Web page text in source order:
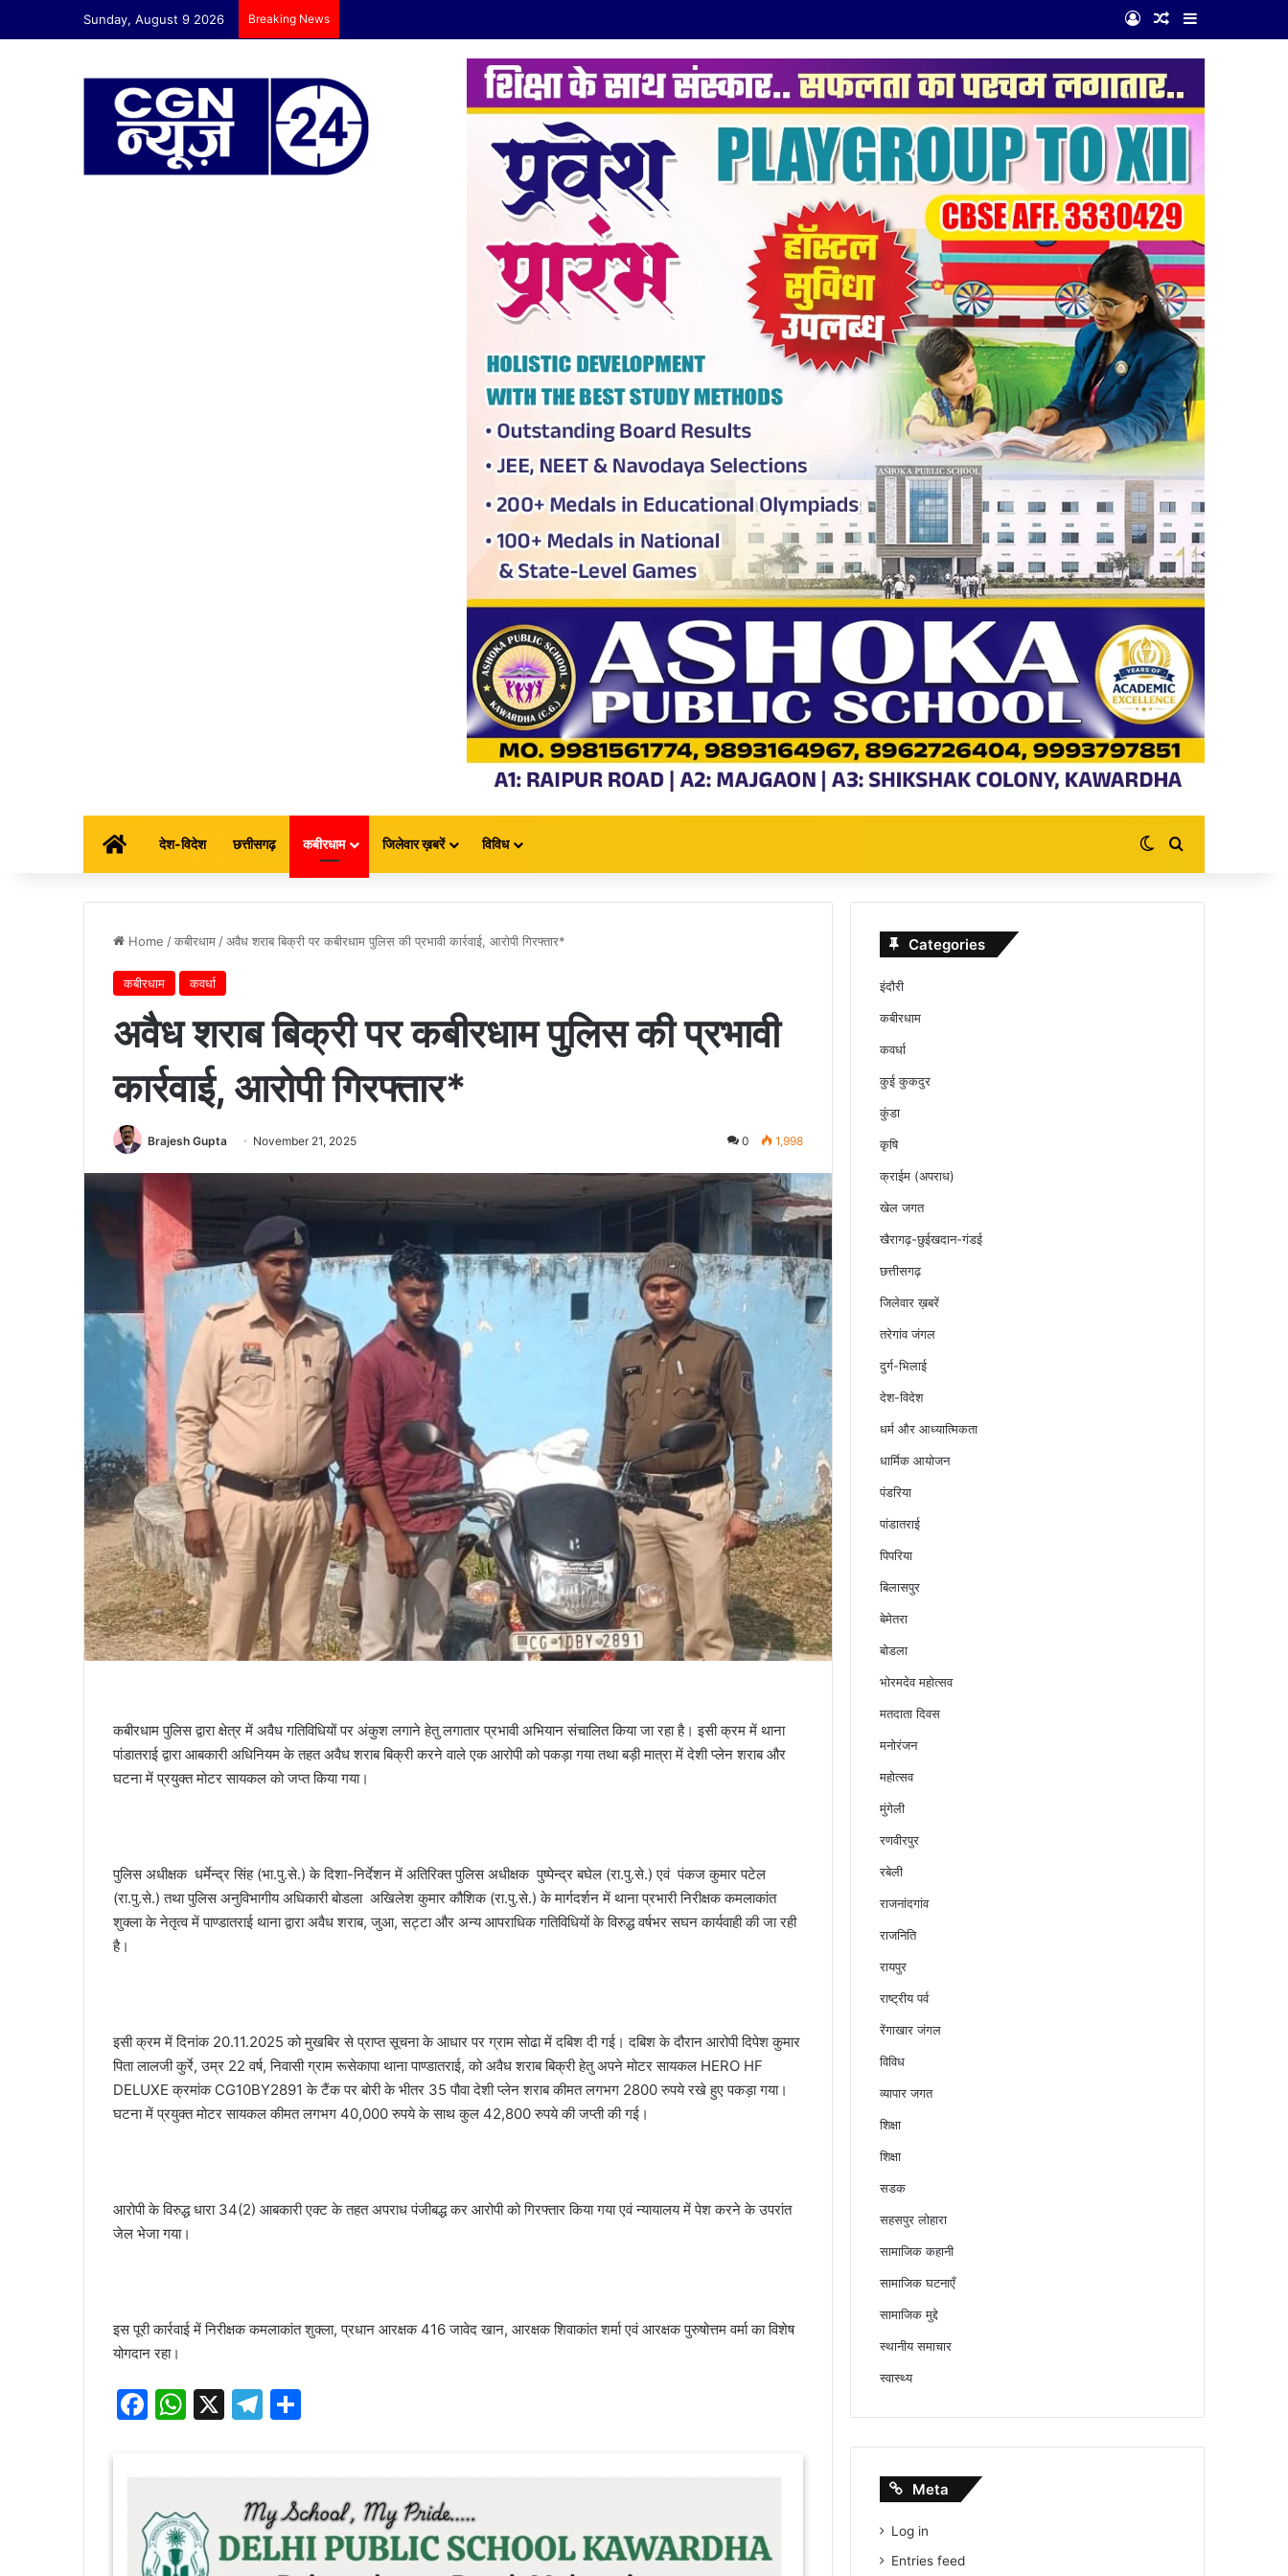
Sunday, August 9 2026 Breaking News Log InRandom Article
Sidebar
होम देश-विदेश छत्तीसगढ़ कबीरधाम जिलेवार ख़बरें विविध Switch skin
Search for
Home /कबीरधाम /अवैध शराब बिक्री पर कबीरधाम पुलिस की प्रभावी कार्रवाई, आरोपी गिरफ्तार*
कबीरधाम कवर्धा
अवैध शराब बिक्री पर कबीरधाम पुलिस की प्रभावी
कार्रवाई, आरोपी गिरफ्तार*
Brajesh Gupta November 21, 2025 0 1,998
कबीरधाम पुलिस द्वारा क्षेत्र में अवैध गतिविधियों पर अंकुश लगाने हेतु लगातार प्रभावी अभियान संचालित किया जा रहा है। इसी क्रम में थाना
पांडातराई द्वारा आबकारी अधिनियम के तहत अवैध शराब बिक्री करने वाले एक आरोपी को पकड़ा गया तथा बड़ी मात्रा में देशी प्लेन शराब और
घटना में प्रयुक्त मोटर सायकल को जप्त किया गया।
पुलिस अधीक्षक धर्मेन्द्र सिंह (भा.पु.से.) के दिशा-निर्देशन में अतिरिक्त पुलिस अधीक्षक पुष्पेन्द्र बघेल (रा.पु.से.) एवं पंकज कुमार पटेल
(रा.पु.से.) तथा पुलिस अनुविभागीय अधिकारी बोडला अखिलेश कुमार कौशिक (रा.पु.से.) के मार्गदर्शन में थाना प्रभारी निरीक्षक कमलाकांत
शुक्ला के नेतृत्व में पाण्डातराई थाना द्वारा अवैध शराब, जुआ, सट्टा और अन्य आपराधिक गतिविधियों के विरुद्ध वर्षभर सघन कार्यवाही की जा रही
है।
इसी क्रम में दिनांक 20.11.2025 को मुखबिर से प्राप्त सूचना के आधार पर ग्राम सोढा में दबिश दी गई। दबिश के दौरान आरोपी दिपेश कुमार
पिता लालजी कुर्रे, उम्र 22 वर्ष, निवासी ग्राम रूसेकापा थाना पाण्डातराई, को अवैध शराब बिक्री हेतु अपने मोटर सायकल HERO HF
DELUXE क्रमांक CG10BY2891 के टैंक पर बोरी के भीतर 35 पौवा देशी प्लेन शराब कीमत लगभग 2800 रुपये रखे हुए पकड़ा गया।
घटना में प्रयुक्त मोटर सायकल कीमत लगभग 40,000 रुपये के साथ कुल 42,800 रुपये की जप्ती की गई।
आरोपी के विरुद्ध धारा 34(2) आबकारी एक्ट के तहत अपराध पंजीबद्ध कर आरोपी को गिरफ्तार किया गया एवं न्यायालय में पेश करने के उपरांत
जेल भेजा गया।
इस पूरी कार्रवाई में निरीक्षक कमलाकांत शुक्ला, प्रधान आरक्षक 416 जावेद खान, आरक्षक शिवाकांत शर्मा एवं आरक्षक पुरुषोत्तम वर्मा का विशेष
योगदान रहा।
F
b
o
W
A
p
X
T
gr
a
m
e
Categories
इंदौरी
कबीरधाम
कवर्धा
कुई कुकदुर
कुंडा
कृषि
क्राईम (अपराध)
खेल जगत
खैरागढ़-छुईखदान-गंडई
छत्तीसगढ़
जिलेवार ख़बरें
तरेगांव जंगल
दुर्ग-भिलाई
देश-विदेश
धर्म और आध्यात्मिकता
धार्मिक आयोजन
पंडरिया
पांडातराई
पिपरिया
बिलासपुर
बेमेतरा
बोडला
भोरमदेव महोत्सव
मतदाता दिवस
मनोरंजन
महोत्सव
मुंगेली
रणवीरपुर
रबेली
राजनांदगांव
राजनिति
रायपुर
राष्ट्रीय पर्व
रेंगाखार जंगल
विविध
व्यापार जगत
शिक्षा
शिक्षा
सडक
सहसपुर लोहारा
सामाजिक कहानी
सामाजिक घटनाएँ
सामाजिक मुद्दे
स्थानीय समाचार
स्वास्थ्य
Meta
Log in
Entries feed